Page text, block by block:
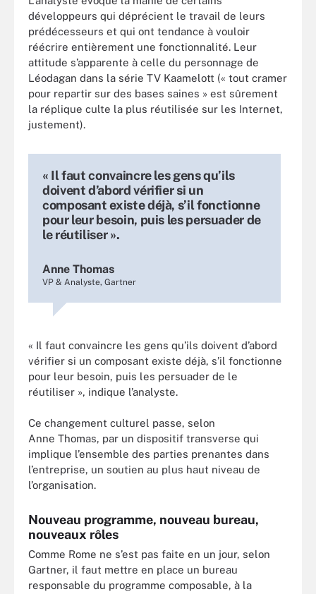
développeurs qui déprécient le travail de leurs
prédécesseurs et qui ont tendance à vouloir
réécrire entièrement une fonctionnalité. Leur
attitude s’apparente à celle du personnage de
Léodagan dans la série TV Kaamelott (« tout cramer
pour repartir sur des bases saines » est sûrement
la réplique culte la plus réutilisée sur les Internet,
justement).
« Il faut convaincre les gens qu’ils
doivent d’abord vérifier si un
composant existe déjà, s’il fonctionne
pour leur besoin, puis les persuader de
le réutiliser ».
Anne Thomas
VP & Analyste, Gartner
« Il faut convaincre les gens qu’ils doivent d’abord
vérifier si un composant existe déjà, s’il fonctionne
pour leur besoin, puis les persuader de le
réutiliser », indique l’analyste.
Ce changement culturel passe, selon
Anne Thomas, par un dispositif transverse qui
implique l’ensemble des parties prenantes dans
l’entreprise, un soutien au plus haut niveau de
l’organisation.
Nouveau programme, nouveau bureau,
nouveaux rôles
Comme Rome ne s’est pas faite en un jour, selon
Gartner, il faut mettre en place un bureau
responsable du programme composable, à la